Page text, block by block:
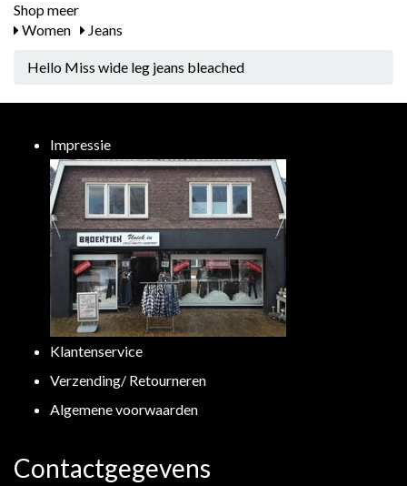
Shop meer
Women
Jeans
Hello Miss wide leg jeans bleached
Impressie
Klantenservice
Verzending/ Retourneren
Algemene voorwaarden
Contactgegevens